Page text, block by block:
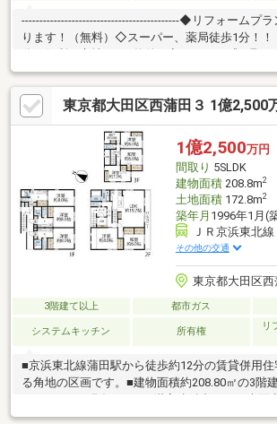
--------------------------------------------◆リフォームプ
ります！（無料）◇スーパー、薬局徒歩1分！
ます。→詳しくは担当まで！■内見予約■見学予
リーダイヤルまで(^^)/ ■資料のご請求■【資料
料）】フリーダイヤル 【0120-97-3903】ご質問
にどうぞ☆■その他物件も多数ご紹介中■リビン
でCheck！https://www.living-concier.co.jp/
東京都大田区西蒲田３ 1億2,500
1億2,500万円
間取り 5SLDK
建物面積208.8m2
土地面積172.8m2
築年月 1996年1月(
ＪＲ京浜東北
その他の交通
東京都大田区西
3階建て以上 都市ガス
システムキッチン 所有権
リ
■京浜東北線蒲田駅から徒歩約12分の賃貸併用
る角地の区画です。■建物面積約208.80㎡の3階建
スペース。■現在1K3戸が満室稼働中です（表面
円）。■全居室収納や納戸ほか収納豊富で室内